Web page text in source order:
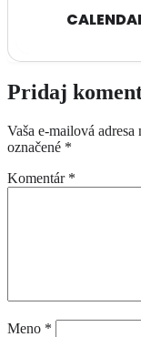
Pridaj
Vaša e-mailová adresa
označené *
Komentár *
Meno *